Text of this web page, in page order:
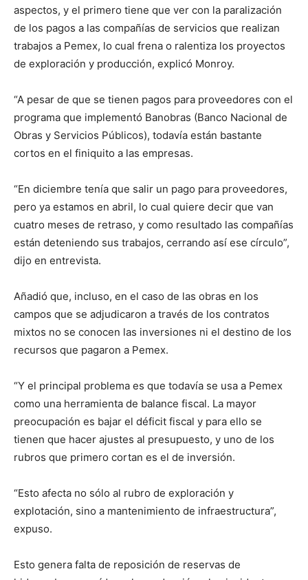
aspectos, y el primero tiene que ver con la paralización
de los pagos a las compañías de servicios que realizan
trabajos a Pemex, lo cual frena o ralentiza los proyectos
de exploración y producción, explicó Monroy.
“A pesar de que se tienen pagos para proveedores con el
programa que implementó Banobras (Banco Nacional de
Obras y Servicios Públicos), todavía están bastante
cortos en el finiquito a las empresas.
“En diciembre tenía que salir un pago para proveedores,
pero ya estamos en abril, lo cual quiere decir que van
cuatro meses de retraso, y como resultado las compañías
están deteniendo sus trabajos, cerrando así ese círculo”,
dijo en entrevista.
Añadió que, incluso, en el caso de las obras en los
campos que se adjudicaron a través de los contratos
mixtos no se conocen las inversiones ni el destino de los
recursos que pagaron a Pemex.
“Y el principal problema es que todavía se usa a Pemex
como una herramienta de balance fiscal. La mayor
preocupación es bajar el déficit fiscal y para ello se
tienen que hacer ajustes al presupuesto, y uno de los
rubros que primero cortan es el de inversión.
“Esto afecta no sólo al rubro de exploración y
explotación, sino a mantenimiento de infraestructura”,
expuso.
Esto genera falta de reposición de reservas de